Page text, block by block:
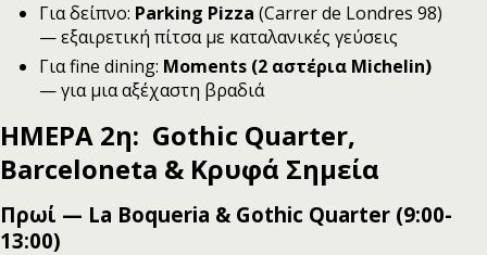
Για δείπνο: Parking Pizza (Carrer de Londres 98)
— εξαιρετική πίτσα με καταλανικές γεύσεις
Για fine dining: Moments (2 αστέρια Michelin)
— για μια αξέχαστη βραδιά
ΗΜΕΡΑ 2η: Gothic Quarter,
Barceloneta & Κρυφά Σημεία
Πρωί — La Boqueria & Gothic Quarter (9:00-
13:00)